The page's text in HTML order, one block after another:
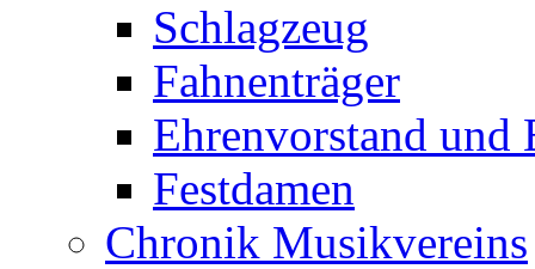
Schlagzeug
Fahnenträger
Ehrenvorstand und
Festdamen
Chronik Musikvereins